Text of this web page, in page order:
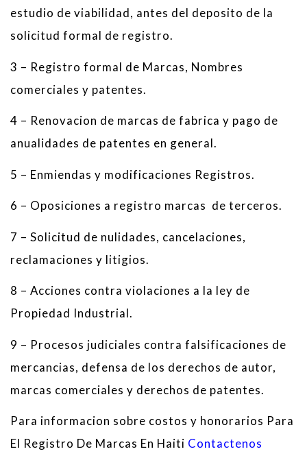
estudio de viabilidad, antes del deposito de la
solicitud formal de registro.
3 – Registro formal de Marcas, Nombres
comerciales y patentes.
4 – Renovacion de marcas de fabrica y pago de
anualidades de patentes en general.
5 – Enmiendas y modificaciones Registros.
6 – Oposiciones a registro marcas de terceros.
7 – Solicitud de nulidades, cancelaciones,
reclamaciones y litigios.
8 – Acciones contra violaciones a la ley de
Propiedad Industrial.
9 – Procesos judiciales contra falsificaciones de
mercancias, defensa de los derechos de autor,
marcas comerciales y derechos de patentes.
Para informacion sobre costos y honorarios Para
El Registro De Marcas En Haiti Contactenos